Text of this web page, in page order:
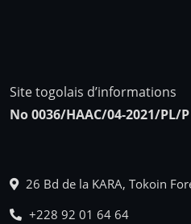
Site togolais d’informations
No 0036/HAAC/04-2021/PL/P
26 Bd de la KARA, Tokoin
+228 92 01 64 64